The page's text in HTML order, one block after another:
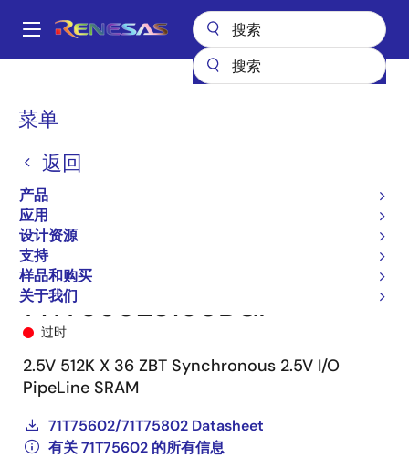
到
Main
菜单
返回
产品
应用
设计资源
支持
样品和购买
关于我们
面
屑
零总线反转（ZBT）
71T75602
71T75602S150BGI
过时
2.5V 512K X 36 ZBT Synchronous 2.5V I/O
PipeLine SRAM
71T75602/71T75802 Datasheet
有关 71T75602 的所有信息